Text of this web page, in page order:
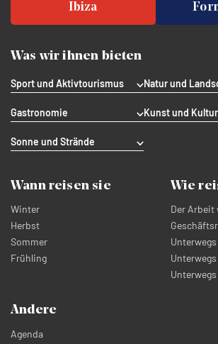
Ibiza
Was wir ihnen bieten
Sport und Aktivtourismus Natur und
Gastronomie Kunst und Kultur
Sonne und Strände
Wann reisen sie
Winter
Herbst
Sommer
Frühling
Wie
Der Arbeit
Andere
Agenda